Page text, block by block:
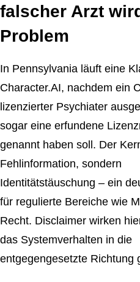
falscher Arzt
Problem
In Pennsylvania läuft eine
Character.AI, nachdem ein
lizenzierter Psychiater
sogar eine erfundene
genannt haben soll. Der
Fehlinformation, sondern
Identitätstäuschung – ein
für regulierte Bereiche wie
Recht. Disclaimer wirken
das Systemverhalten in die
entgegengesetzte Richtung